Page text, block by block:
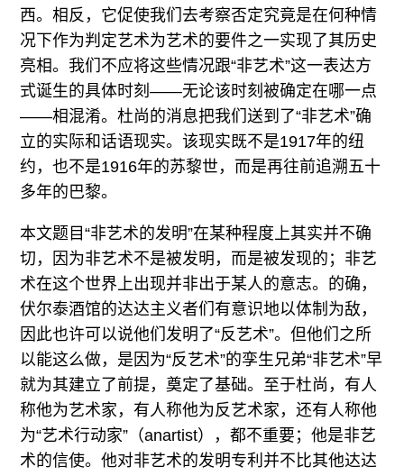
西。相反，它促使我们去考察否定究竟是在何种情
况下作为判定艺术为艺术的要件之一实现了其历史
亮相。我们不应将这些情况跟“非艺术”这一表达方
式诞生的具体时刻——无论该时刻被确定在哪一点
——相混淆。杜尚的消息把我们送到了“非艺术”确
立的实际和话语现实。该现实既不是1917年的纽
约，也不是1916年的苏黎世，而是再往前追溯五十
多年的巴黎。
本文题目“非艺术的发明”在某种程度上其实并不确
切，因为非艺术不是被发明，而是被发现的；非艺
术在这个世界上出现并非出于某人的意志。的确，
伏尔泰酒馆的达达主义者们有意识地以体制为敌，
因此也许可以说他们发明了“反艺术”。但他们之所
以能这么做，是因为“反艺术”的孪生兄弟“非艺术”早
就为其建立了前提，奠定了基础。至于杜尚，有人
称他为艺术家，有人称他为反艺术家，还有人称他
为“艺术行动家”（anartist），都不重要；他是非艺
术的信使。他对非艺术的发明专利并不比其他达达